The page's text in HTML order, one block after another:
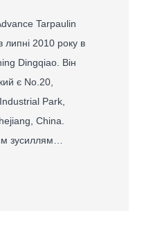
Tarpaulin
липні 2010 року в
Dingqiao. Він
є No.20,
Park,
China.
зусиллям
фабрика має
і багато